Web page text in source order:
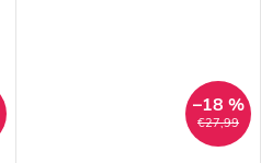
€27,99
–18 %